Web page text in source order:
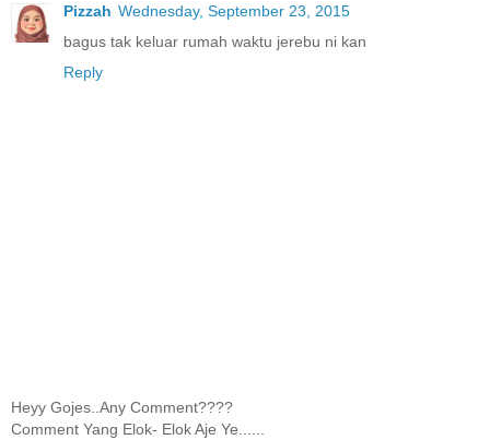
Pizzah Wednesday, September 23, 2015
bagus tak keluar rumah waktu jerebu ni kan
Reply
Heyy Gojes..Any Comment????
Comment Yang Elok- Elok Aje Ye......